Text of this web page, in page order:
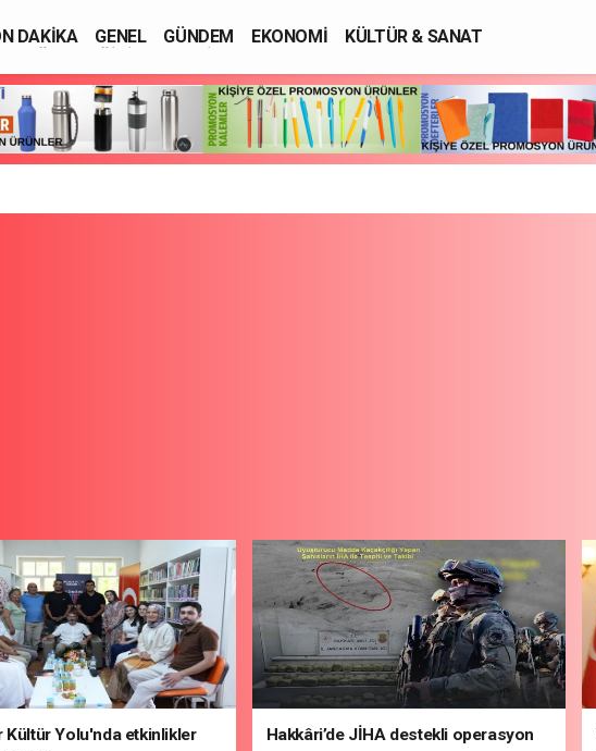
DAKİKA GENEL GÜNDEM EKONOMİ
KÜLTÜR & SANAT
Kültür Yolu'nda etkinlikler
Hakkâri’de JİHA destekli operasyon